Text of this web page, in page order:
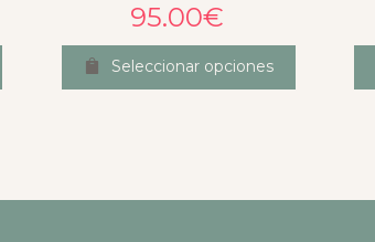
95.00€
Seleccionar opciones